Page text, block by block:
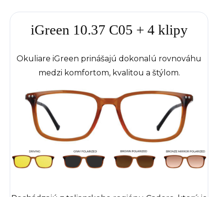
iGreen 10.37 C05 + 4 klipy
Okuliare iGreen prinášajú dokonalú rovnováhu
medzi komfortom, kvalitou a štýlom.